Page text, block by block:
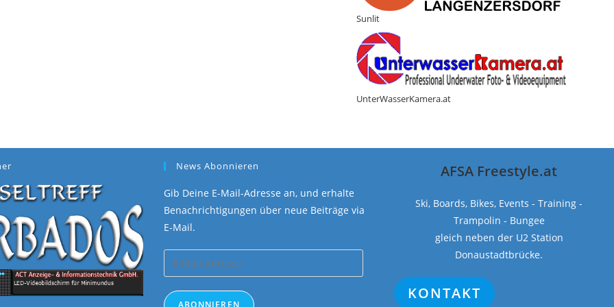
Sunlit
UnterWasserKamera.at
News Abonnieren
Gib Deine E-Mail-Adresse an, und erhalte
Benachrichtigungen über neue Beiträge via
E-Mail.
Mail-
Adresse
ABONNIEREN
AFSA Freestyle.at
Ski, Boards, Bikes, Events - Training -
Trampolin - Bungee
gleich neben der U2 Station
Donaustadtbrücke.
KONTAKT